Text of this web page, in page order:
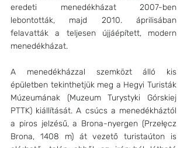
eredeti menedékházat 2007-ben
lebontották, majd 2010. áprilisában
felavatták a teljesen újjáépített, modern
menedékházat.
A menedékházzal szemközt álló kis
épületben tekinthetjük meg a Hegyi Turisták
Múzeumának (Muzeum Turystyki Górskiej
PTTK) kiállítását. A csúcs a menedékháztól
a piros jelzésű, a Brona-nyergen (Przełęcz
Brona, 1408 m) át vezető turistaúton is